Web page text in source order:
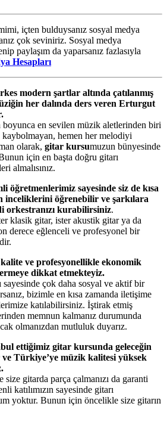
içten bulduysanız sosyal medya
çok seviniriz. Sosyal medya
paylaşım da yaparsanız fazlasıyla
Hesapları
modern şartlar altında çatılanmış
her dalında ders veren Erturgut
en sevilen müzik aletlerinden biri
hemen her melodiyi
olarak, gitar kursumuzun bünyesinde
için en başta doğru gitarı
almalısınız.
öğretmenlerimiz sayesinde siz de kısa
inceliklerini öğrenebilir ve şarkılara
orkestranızı kurabilirsiniz.
klasik gitar, ister akustik gitar ya da
derece eğlenceli ve profesyonel bir
ve profesyonellikle ekonomik
dikkat etmekteyiz.
çok daha sosyal ve aktif bir
bizimle en kısa zamanda iletişime
katılabilirsiniz. İştirak etmiş
memnun kalmanız durumunda
olmanızdan mutluluk duyarız.
ettiğimiz gitar kursunda geleceğin
Türkiye’ye müzik kalitesi yüksek
gitarda parça çalmanızı da garanti
katılımızın sayesinde gitarı
yoktur. Bunun için öncelikle size gitarın